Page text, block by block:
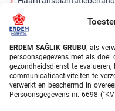
ERDEM SAĞLIK GRUBU, als
persoonsgegevens met als doel
gezondheidsdienst te
communicatieactiviteiten te
verwerkt en beschermd in
Persoonsgegevens nr. 6698
Tandheelkundige
Laseroog
About Erdem
Over ons